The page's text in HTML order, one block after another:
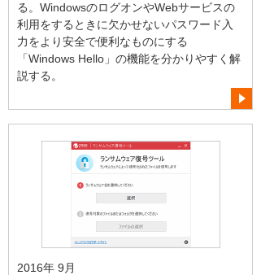
る。WindowsのログオンやWebサービスの
利用をするときに欠かせないパスワード入
力をより安全で便利なものにする
「Windows Hello」の機能を分かりやすく解
説する。
2016年 9月